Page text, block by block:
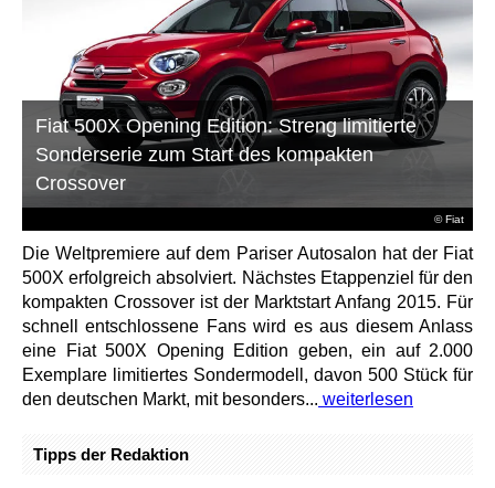
© Fiat
Fiat 500X Opening Edition: Streng limitierte
Sonderserie zum Start des kompakten
Crossover
Die Weltpremiere auf dem Pariser Autosalon hat der Fiat
500X erfolgreich absolviert. Nächstes Etappenziel für den
kompakten Crossover ist der Marktstart Anfang 2015. Für
schnell entschlossene Fans wird es aus diesem Anlass
eine Fiat 500X Opening Edition geben, ein auf 2.000
Exemplare limitiertes Sondermodell, davon 500 Stück für
den deutschen Markt, mit besonders... weiterlesen
Tipps der Redaktion